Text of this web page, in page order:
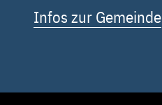
Infos zur Gemeinde